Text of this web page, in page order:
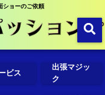
ショーのご依頼
ビス
出張マジッ
ク